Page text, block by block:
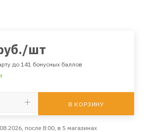
/шт
до 141 бонусных баллов
В КОРЗИНУ
после 8:00, в 5 магазинах